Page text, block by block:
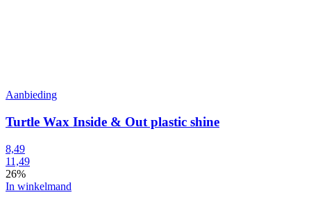
Aanbieding
Turtle Wax Inside & Out plastic shine
8,49
11,49
26%
In winkelmand